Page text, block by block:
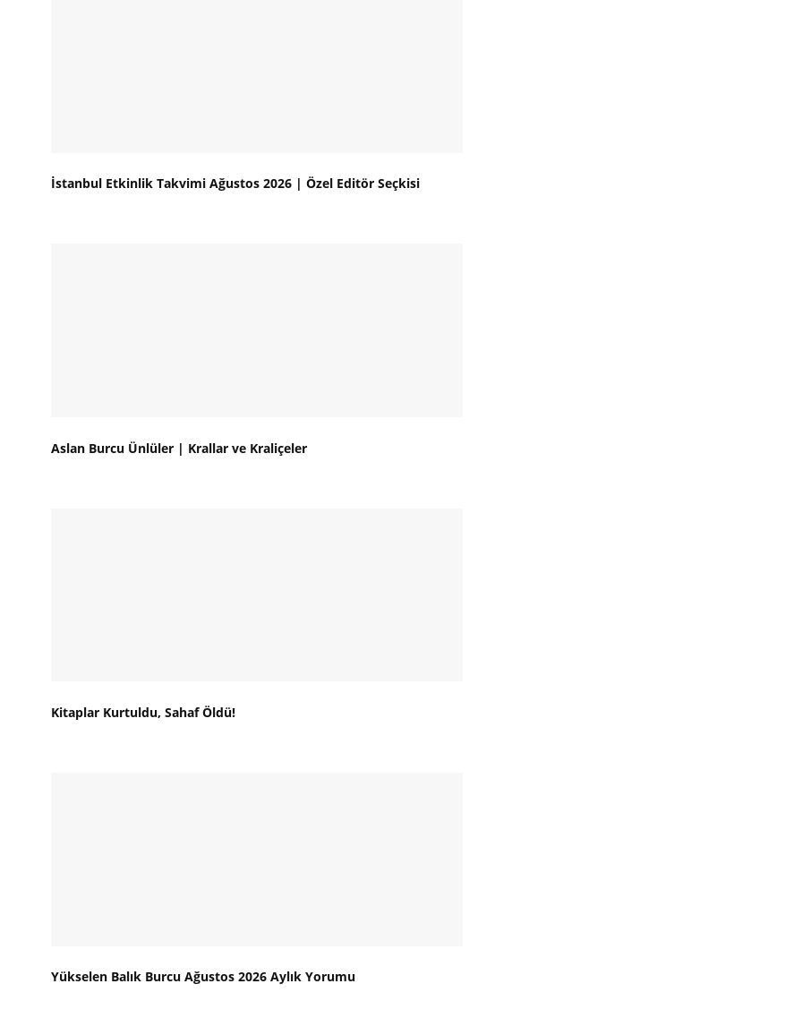
İstanbul Etkinlik Takvimi Ağustos 2026 | Özel Editör Seçkisi
Aslan Burcu Ünlüler | Krallar ve Kraliçeler
Kitaplar Kurtuldu, Sahaf Öldü!
Yükselen Balık Burcu Ağustos 2026 Aylık Yorumu